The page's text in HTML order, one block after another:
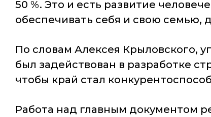
50 %. Это и есть развитие
обеспечивать себя и свою семью,
По словам Алексея Крыловского,
был задействован в разработке
чтобы край стал
Работа над главным документом